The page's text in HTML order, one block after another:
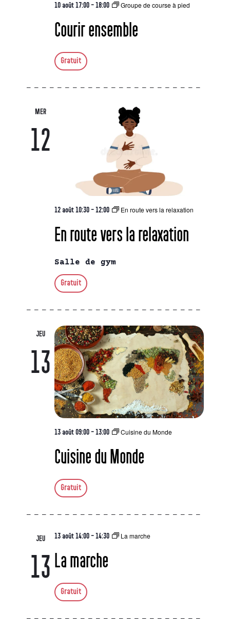
Courir ensemble
10 août 17:00-18:00 Groupe de course à pied
Gratuit
MER
12
En route vers la relaxation
12 août 10:30-12:00 En route vers la relaxation
Salle de gym
Gratuit
JEU
13
Cuisine du Monde
13 août 09:00-13:00 Cuisine du Monde
Gratuit
JEU
13 La marche
13 août 14:00-14:30 La marche
Gratuit